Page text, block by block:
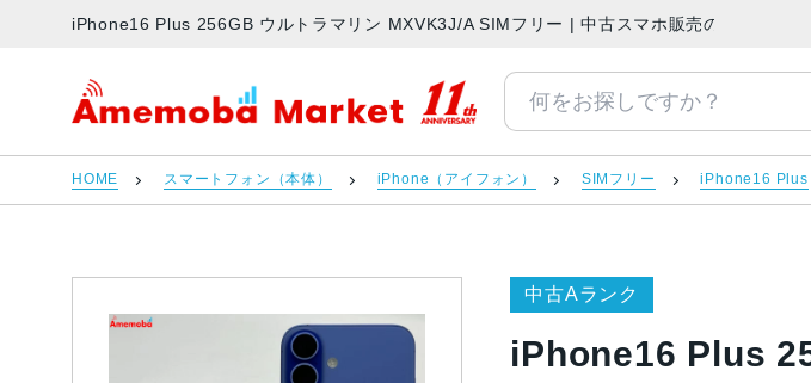
iPhone16 Plus 256GB ウルトラマリン MXVK3J/A SIMフリー | 中古スマホ販売のアメモバマ
アメモバマーケット
HOME スマートフォン（本体） iPhone（アイフォン） SIMフリー iPhone16 Plus
中古Aランク
iPhone16 Plus